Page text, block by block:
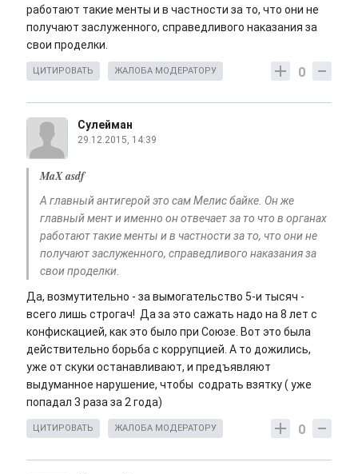
работают такие менты и в частности за то, что они не
получают заслуженного, справедливого наказания за
свои проделки.
0
ЦИТИРОВАТЬ ЖАЛОБА МОДЕРАТОРУ
Сулейман
29.12.2015, 14:39
MaX asdf
А главный антигерой это сам Мелис байке. Он же
главный мент и именно он отвечает за то что в органах
работают такие менты и в частности за то, что они не
получают заслуженного, справедливого наказания за
свои проделки.
Да, возмутительно - за вымогательство 5-и тысяч -
всего лишь строгач! Да за это сажать надо на 8 лет с
конфискацией, как это было при Союзе. Вот это была
действительно борьба с коррупцией. А то дожились,
уже от скуки останавливают, и предъявляют
выдуманное нарушение, чтобы содрать взятку ( уже
попадал 3 раза за 2 года)
0
ЦИТИРОВАТЬ ЖАЛОБА МОДЕРАТОРУ